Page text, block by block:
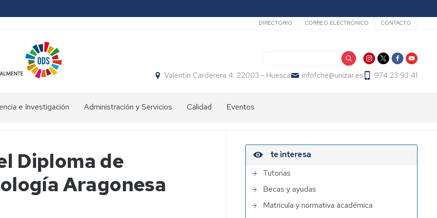
Secundario
DIRECTORIO CORREO ELECTRÓNICO CONTACTO
Valentin Carderera 4. 22003 - Huesca infofche@unizar.es 974 23 93 41
e Investigación Administración y Servicios
e
instalaciones
Secretaría
Calidad Eventos
Diploma de
Aragonesa
te interesa
Tutorias
Becas y ayudas
Matrícula y normativa académica